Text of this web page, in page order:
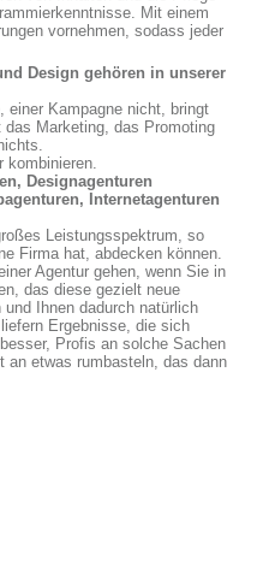
Mit einem
vornehmen, sodass jeder
Design gehören in unserer
einer Kampagne nicht, bringt
Marketing, das Promoting
kombinieren.
Designagenturen
Internetagenturen
Leistungsspektrum, so
Firma hat, abdecken können.
Agentur gehen, wenn Sie in
das diese gezielt neue
Ihnen dadurch natürlich
Ergebnisse, die sich
Profis an solche Sachen
etwas rumbasteln, das dann